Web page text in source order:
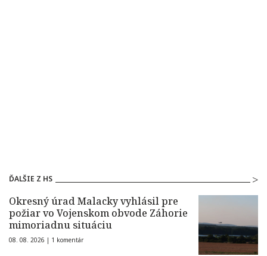
ĎALŠIE Z HS
Okresný úrad Malacky vyhlásil pre
požiar vo Vojenskom obvode Záhorie
mimoriadnu situáciu
08. 08. 2026 | 1 komentár